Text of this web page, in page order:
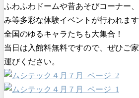
ふわふわドームや昔あそびコーナー
み等多彩な体験イベントが行われます
全国のゆるキャラたちも大集合！
当日は入館料無料ですので、ぜひご
運びください。